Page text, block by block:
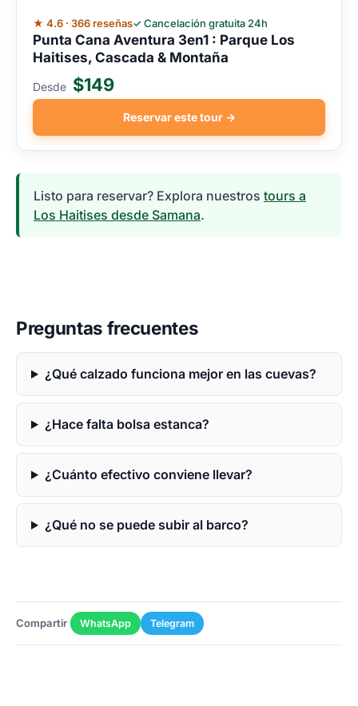
★ 4.6 · 366 reseñas✓ Cancelación gratuita 24h
Punta Cana Aventura 3en1 : Parque Los
Haitises, Cascada & Montaña
Desde $149
Reservar este tour →
Listo para reservar? Explora nuestros tours a
Los Haitises desde Samana.
Preguntas frecuentes
¿Qué calzado funciona mejor en las cuevas?
¿Hace falta bolsa estanca?
¿Cuánto efectivo conviene llevar?
¿Qué no se puede subir al barco?
Compartir WhatsApp Telegram